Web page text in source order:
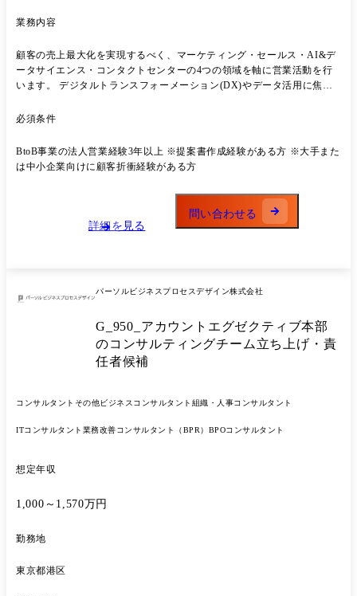
業務内容
顧客の売上最大化を実現するべく、マーケティング・セールス・AI&デ
ータサイエンス・コンタクトセンターの4つの領域を軸に営業活動を行
います。 デジタルトランスフォーメーション(DX)やデータ活用に焦点
まで一気通貫でご支援が可能であり、単なるモノ売りではなくソリュー
果を出すスタイルで、サービス提供部門や営業部内で連携しながら進め
ていきます。 ●業務詳細 ・マーケティング・セールス・AI&データサイ
して提案活動を推進いただきます。 ・商談を通じて顧客のビジネス課題
を特定、課題解決に向けた具体的な施策を検討し、資料作成～提案を行
っていただきます。 ・各領域の専門部隊と連携の上、顧客成功のための
部 ∟営業統括部について 組織構成:営業部GM1名ーMGR6名ｰメンバー
営業部隊として顧客のビジネス課題を解決するためのソリューションを
提供し、売上向上や業務改善に寄与していきます。 新規開拓案件を担当
するソリューション営業グループと既存深耕案件を担当するアカウント
グチームからのトスアップに対し、商談対応を行います。 ※まずは4つ
ただきます。 ●ビジネストランスフォーメーション事業本部について ビ
ス・コンタクトセンター・ コンサルティング ・ AI&データサイエンス
をキープしており、着実に事業成長しております。 ●案件例 1.大手エネ
ション 2.大手人材企業様:グループ内における顧客データ基盤の構築と
におけるコンサルティング及び運用支援 4.大手物流企業様:インサイドセ
必須条件
BtoB事業の法人営業経験3年以上 ※提案書作成経験がある方 ※大手また
は中小企業向けに顧客折衝経験がある方
詳細を見る
問い合わせる
パーソルビジネスプロセスデザイン株式会社
G_950_アカウントエグゼクティブ本部
のコンサルティングチーム立ち上げ・責
任者候補
コンサルタント その他ビジネスコンサルタント 組織・人事コンサルタント
ITコンサルタント 業務改善コンサルタント（BPR） BPOコンサルタント
想定年収
1,000～1,570万円
勤務地
東京都港区